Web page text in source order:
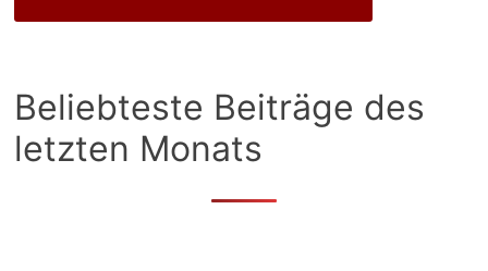
Beliebteste Beiträge des
letzten Monats